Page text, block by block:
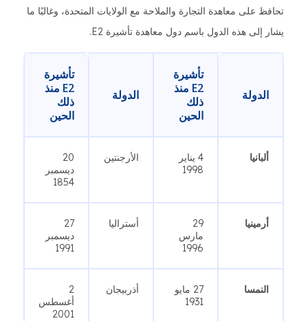
تحافظ على معاهدة التجارة والملاحة مع الولايات المتحدة، وغالبًا ما
يشار إلى هذه الدول باسم دول معاهدة تأشيرة E2.
الدولة
تأشيرة
E2 منذ
ذلك
الحين
الدولة
تأشيرة
E2 منذ
ذلك
الحين
ألبانيا
4 يناير
1998
الأرجنتين
20
ديسمبر
1854
أرمينيا
29
مارس
1996
أستراليا
27
ديسمبر
1991
النمسا
27 مايو
1931
أذربيجان
2
أغسطس
2001